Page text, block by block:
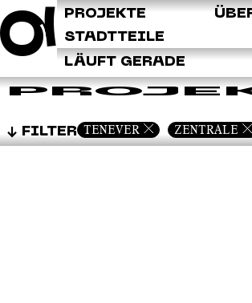
PROJEKTE
STADTTEILE
LÄUFT GERADE
FILTER TENEVER ZENTRALE